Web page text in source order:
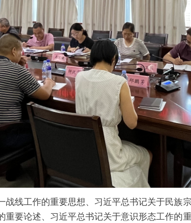
工作的重要思想、习近平总书记关于民族
要论述、习近平总书记关于意识形态工作的